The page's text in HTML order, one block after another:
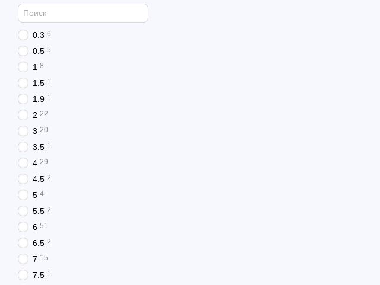
0.3 6
0.5 5
1 8
1.5 1
1.9 1
2 22
3 20
3.5 1
4 29
4.5 2
5 4
5.5 2
6 51
6.5 2
7 15
7.5 1